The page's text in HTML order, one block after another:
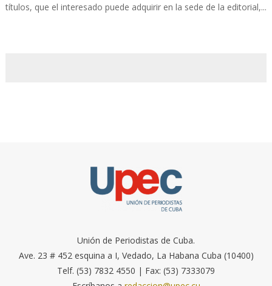
títulos, que el interesado puede adquirir en la sede de la editorial,...
Unión de Periodistas de Cuba.
Ave. 23 # 452 esquina a I, Vedado, La Habana Cuba (10400)
Telf. (53) 7832 4550 | Fax: (53) 7333079